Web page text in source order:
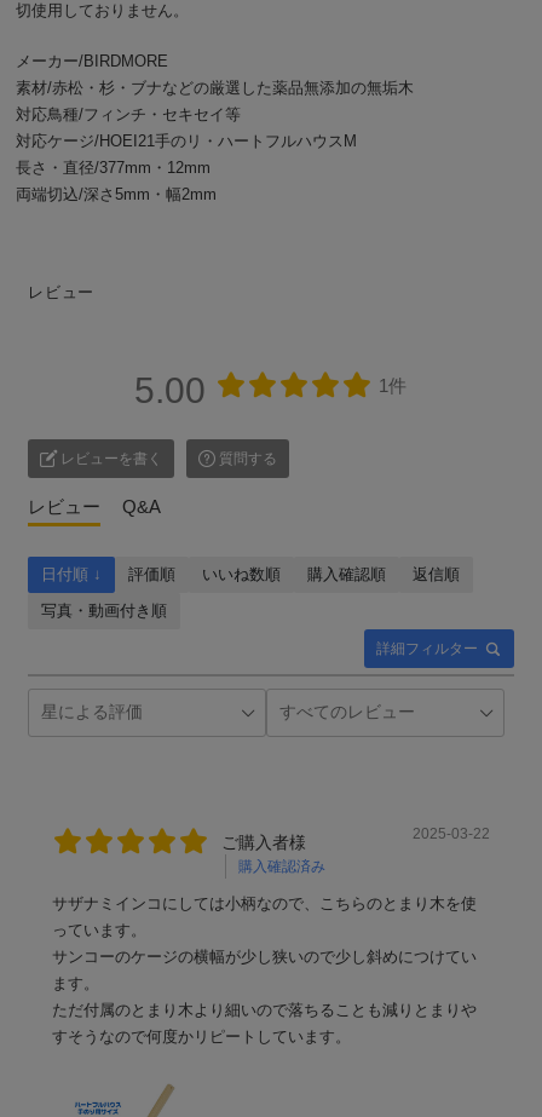
切使用しておりません。
メーカー/BIRDMORE
素材/赤松・杉・ブナなどの厳選した薬品無添加の無垢木
対応鳥種/フィンチ・セキセイ等
対応ケージ/HOEI21手のリ・ハートフルハウスM
長さ・直径/377mm・12mm
両端切込/深さ5mm・幅2mm
レビュー
5.00 1件
レビューを書く 質問する
レビュー Q&A
詳細フィルター
日付順 ↓ 評価順 いいね数順 購入確認順
返信順
写真・動画付き順
ご購入者様
購入確認済み
2025-03-22
サザナミインコにしては小柄なので、こちらのとまり木を使
っています。
サンコーのケージの横幅が少し狭いので少し斜めにつけてい
ます。
ただ付属のとまり木より細いので落ちることも減りとまりや
すそうなので何度かリピートしています。